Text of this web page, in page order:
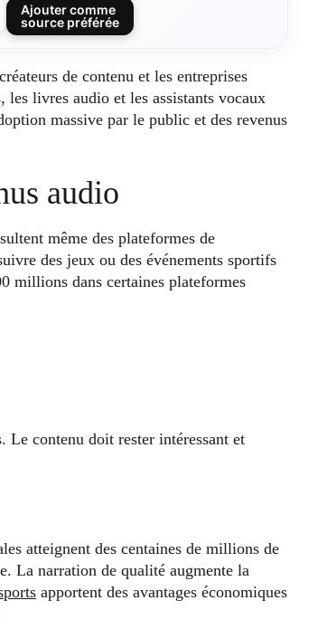
Ajouter comme
source préférée
de contenu et les entreprises
les livres audio et les assistants vocaux
massive par le public et des revenus
audio
même des plateformes de
des jeux ou des événements sportifs
millions dans certaines plateformes
Le contenu doit rester intéressant et
atteignent des centaines de millions de
La narration de qualité augmente la
apportent des avantages économiques